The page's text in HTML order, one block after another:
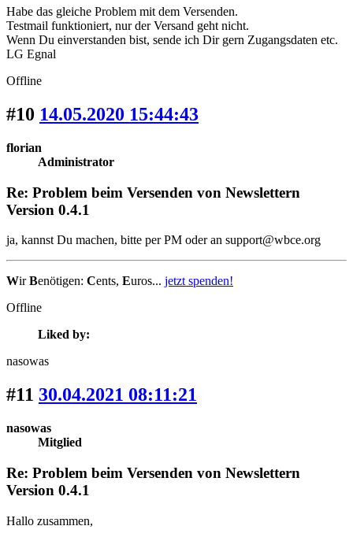
Habe das gleiche Problem mit dem Versenden.
Testmail funktioniert, nur der Versand geht nicht.
Wenn Du einverstanden bist, sende ich Dir gern Zugangsdaten etc.
LG Egnal
Offline
#10 14.05.2020 15:44:43
florian
Administrator
Re: Problem beim Versenden von Newslettern
Version 0.4.1
ja, kannst Du machen, bitte per PM oder an support@wbce.org
WirBenötigen: Cents, Euros... jetzt spenden!
Offline
Liked by:
nasowas
#11 30.04.2021 08:11:21
nasowas
Mitglied
Re: Problem beim Versenden von Newslettern
Version 0.4.1
Hallo zusammen,